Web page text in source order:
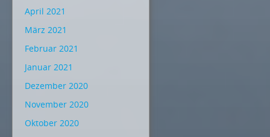
April 2021
März 2021
Februar 2021
Januar 2021
Dezember 2020
November 2020
Oktober 2020